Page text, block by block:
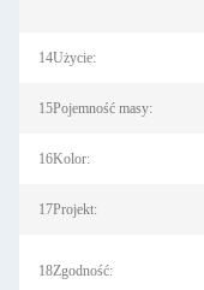
14Użycie:
15Pojemność masy:
16Kolor:
17Projekt:
18Zgodność: